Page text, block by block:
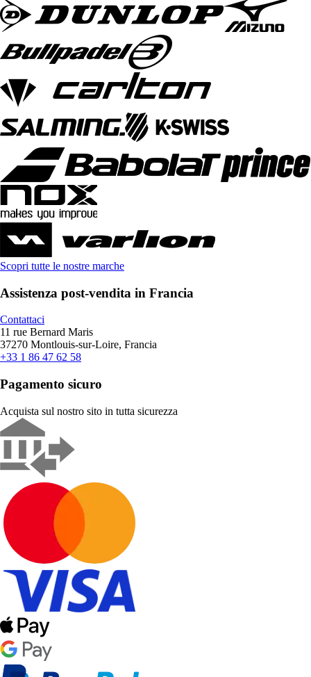
Scopri tutte le nostre marche
Assistenza post-vendita in Francia
Contattaci
11 rue Bernard Maris
37270 Montlouis-sur-Loire, Francia
+33 1 86 47 62 58
Pagamento sicuro
Acquista sul nostro sito in tutta sicurezza